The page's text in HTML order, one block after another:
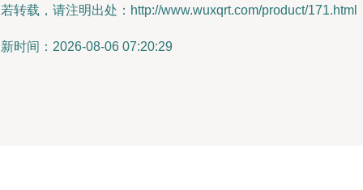
转载，请注明出处：http://www.wuxqrt.com/product/171.html
时间：2026-08-06 07:20:29